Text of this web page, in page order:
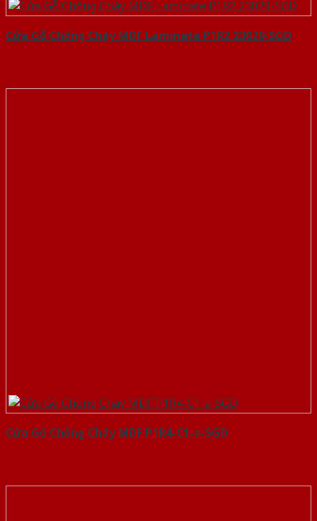
Cửa Gỗ Chống Cháy MDF Laminate P1R2 23029-SGD
Cửa Gỗ Chống Cháy MDF P1R4-C1-a-SGD